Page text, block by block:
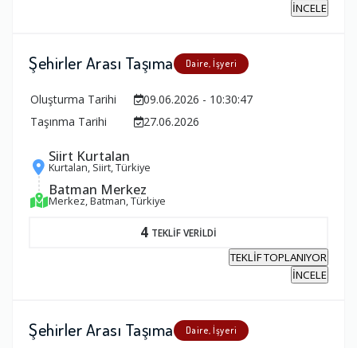
İNCELE
Şehirler Arası Taşıma Daire, İşyeri
Oluşturma Tarihi
09.06.2026 - 10:30:47
Taşınma Tarihi
27.06.2026
Siirt Kurtalan
Kurtalan, Siirt, Türkiye
Batman Merkez
Merkez, Batman, Türkiye
4 TEKLİF VERİLDİ
TEKLİF TOPLANIYOR
İNCELE
Şehirler Arası Taşıma Daire, İşyeri